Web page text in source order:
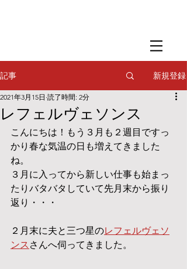
フードスタイリング
記事 新規登録
レフェルヴェソンス
2021年3月15日 読了時間: 2分
こんにちは！もう３月も２週目ですっ
かり春な気温の日も増えてきました
ね。
３月に入ってから新しい仕事も始まっ
たりバタバタしていて先月末から振り
返り・・・
２月末に夫と三つ星のレフェルヴェソ
ンス さんへ伺ってきました。